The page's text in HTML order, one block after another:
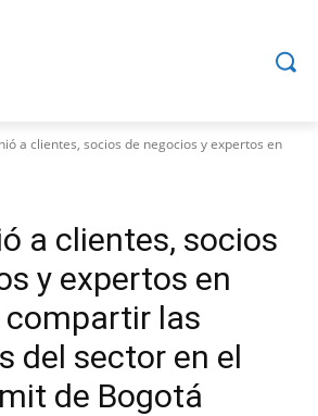
a clientes, socios de negocios y expertos en
a clientes, socios
y expertos en
compartir las
del sector en el
de Bogotá